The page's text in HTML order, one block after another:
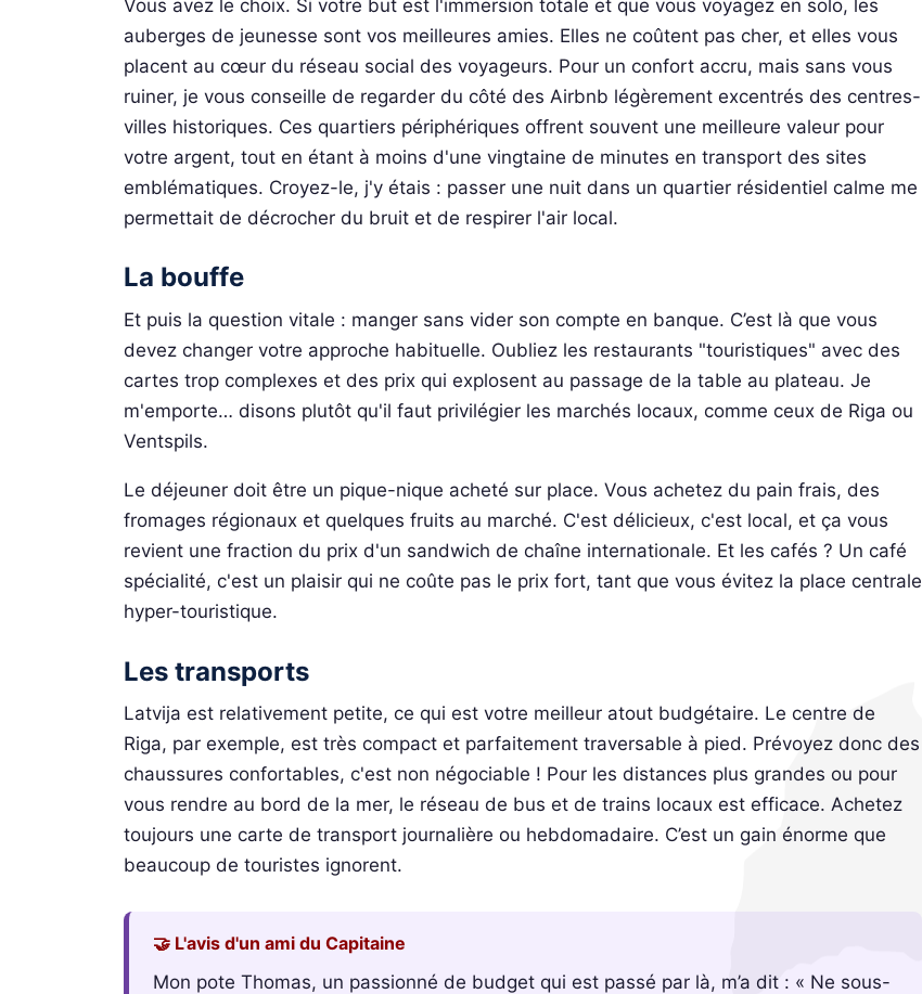
Vous avez le choix. Si votre but est l'immersion totale et que vous voyagez en solo, les
auberges de jeunesse sont vos meilleures amies. Elles ne coûtent pas cher, et elles vous
placent au cœur du réseau social des voyageurs. Pour un confort accru, mais sans vous
ruiner, je vous conseille de regarder du côté des Airbnb légèrement excentrés des centres-
villes historiques. Ces quartiers périphériques offrent souvent une meilleure valeur pour
votre argent, tout en étant à moins d'une vingtaine de minutes en transport des sites
emblématiques. Croyez-le, j'y étais : passer une nuit dans un quartier résidentiel calme me
permettait de décrocher du bruit et de respirer l'air local.
La bouffe
Et puis la question vitale : manger sans vider son compte en banque. C’est là que vous
devez changer votre approche habituelle. Oubliez les restaurants "touristiques" avec des
cartes trop complexes et des prix qui explosent au passage de la table au plateau. Je
m'emporte… disons plutôt qu'il faut privilégier les marchés locaux, comme ceux de Riga ou
Ventspils.
Le déjeuner doit être un pique-nique acheté sur place. Vous achetez du pain frais, des
fromages régionaux et quelques fruits au marché. C'est délicieux, c'est local, et ça vous
revient une fraction du prix d'un sandwich de chaîne internationale. Et les cafés ? Un café
spécialité, c'est un plaisir qui ne coûte pas le prix fort, tant que vous évitez la place centrale
hyper-touristique.
Les transports
Latvija est relativement petite, ce qui est votre meilleur atout budgétaire. Le centre de
Riga, par exemple, est très compact et parfaitement traversable à pied. Prévoyez donc des
chaussures confortables, c'est non négociable ! Pour les distances plus grandes ou pour
vous rendre au bord de la mer, le réseau de bus et de trains locaux est efficace. Achetez
toujours une carte de transport journalière ou hebdomadaire. C’est un gain énorme que
beaucoup de touristes ignorent.
🤝 L'avis d'un ami du Capitaine
Mon pote Thomas, un passionné de budget qui est passé par là, m’a dit : « Ne sous-